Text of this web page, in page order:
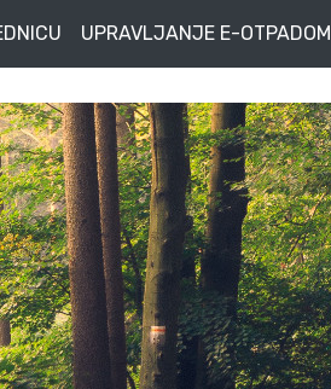
UPRAVLJANJE E-OTPADOM